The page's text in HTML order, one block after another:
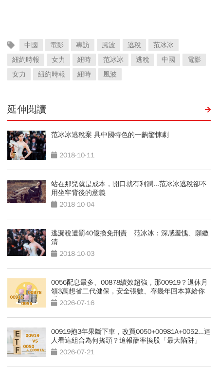
中國 電影 專訪 風波 逃稅
范冰冰
紐約時報
女力 紐時 范冰冰 逃稅 中國
電影
女力
紐約時報 紐時 風波
延伸閱讀
范冰冰逃稅案 具中國特色的一齣驚悚劇
2018-10-11
站在那兒就是成本，開口就有利潤...范冰冰逃稅卻不
用坐牢背後的意義
2018-10-04
逃漏稅遭罰40億換免刑責 范冰冰：深感羞愧、願繳
清
2018-10-03
0056配息最多、00878績效超強，那00919？退休月
領3萬想省二代健保，安全張數、存幾年回本算給你
看 2026-07-16
00919抱3年果斷下車，改買0050+00981A+0052...達
人看這組合為何搖頭？追報酬率換股「最大陷阱」
2026-07-21